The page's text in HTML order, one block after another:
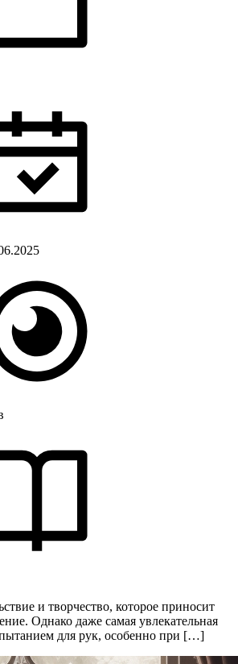
и творчество, которое приносит
Однако даже самая увлекательная
для рук, особенно при […]